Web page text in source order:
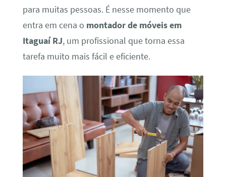
para muitas pessoas. É nesse momento que
entra em cena o montador de móveis em
Itaguaí RJ, um profissional que torna essa
tarefa muito mais fácil e eficiente.